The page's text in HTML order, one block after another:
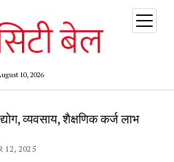
10, 2026
open
menu
व्यवसाय, शैक्षणिक कर्ज लाभ
12, 2025